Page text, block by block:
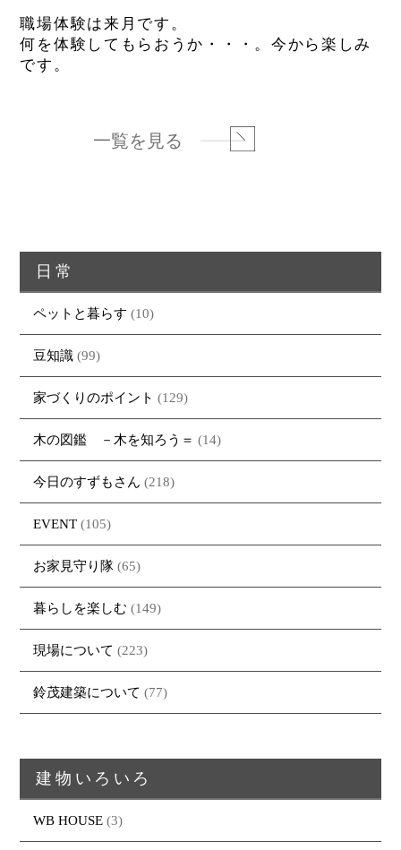
職場体験は来月です。
何を体験してもらおうか・・・。今から楽しみ
です。
一覧を見る
日常
ペットと暮らす (10)
豆知識 (99)
家づくりのポイント (129)
木の図鑑 －木を知ろう＝ (14)
今日のすずもさん (218)
EVENT (105)
お家見守り隊 (65)
暮らしを楽しむ (149)
現場について (223)
鈴茂建築について (77)
建物いろいろ
WB HOUSE (3)